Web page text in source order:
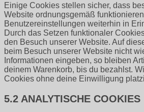
Einige Cookies stellen sicher, dass
Website ordnungsgemäß
Benutzereinstellungen weiterhin in
Durch das Setzen funktionaler
den Besuch unserer Website. Auf
beim Besuch unserer Website nicht
Informationen eingeben, so bleiben
deinem Warenkorb, bis du bezahlst.
Cookies ohne deine Einwilligung
5.2 ANALYTISCHE COOKIES